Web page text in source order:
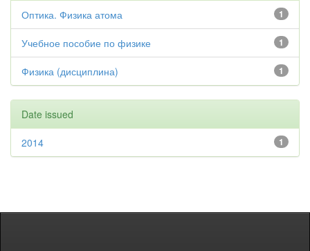
1
Оптика. Физика атома
1
Учебное пособие по физике
1
Физика (дисциплина)
Date issued
1
2014